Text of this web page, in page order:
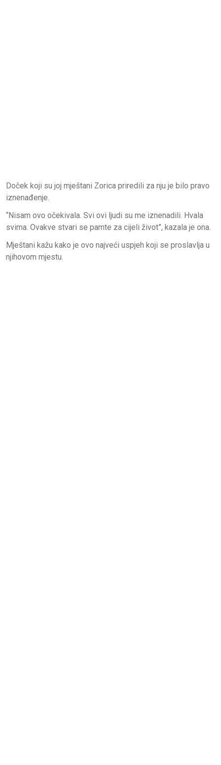
Doček koji su joj mještani Zorica priredili za nju je bilo pravo
iznenađenje.
“Nisam ovo očekivala. Svi ovi ljudi su me iznenadili. Hvala
svima. Ovakve stvari se pamte za cijeli život”, kazala je ona.
Mještani kažu kako je ovo najveći uspjeh koji se proslavlja u
njihovom mjestu.